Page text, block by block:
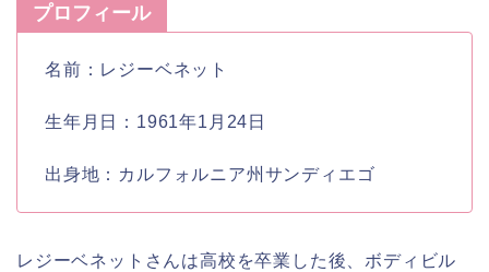
プロフィール
名前：レジーベネット
生年月日：1961年1月24日
出身地：カルフォルニア州サンディエゴ
レジーベネットさんは高校を卒業した後、ボディビル